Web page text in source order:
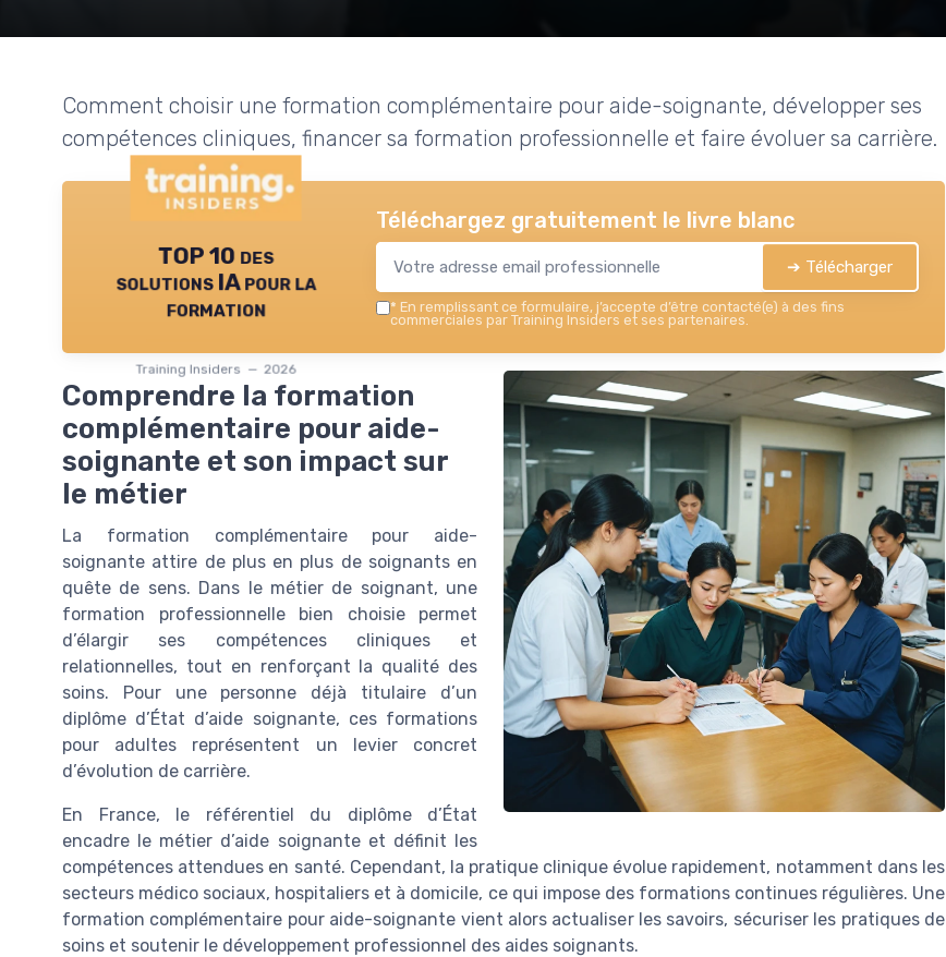
Comment choisir une formation complémentaire pour aide-soignante, développer ses
compétences cliniques, financer sa formation professionnelle et faire évoluer sa carrière.
TOP 10 des
solutions IA pour la
formation
Training Insiders — 2026
Téléchargez gratuitement le livre blanc
➔ Télécharger
* En remplissant ce formulaire, j’accepte d’être contacté(e) à des fins
commerciales par Training Insiders et ses partenaires.
Comprendre la formation
complémentaire pour aide-
soignante et son impact sur
le métier
La formation complémentaire pour aide-
soignante attire de plus en plus de soignants en
quête de sens. Dans le métier de soignant, une
formation professionnelle bien choisie permet
d’élargir ses compétences cliniques et
relationnelles, tout en renforçant la qualité des
soins. Pour une personne déjà titulaire d’un
diplôme d’État d’aide soignante, ces formations
pour adultes représentent un levier concret
d’évolution de carrière.
En France, le référentiel du diplôme d’État
encadre le métier d’aide soignante et définit les
compétences attendues en santé. Cependant, la pratique clinique évolue rapidement, notamment dans les
secteurs médico sociaux, hospitaliers et à domicile, ce qui impose des formations continues régulières. Une
formation complémentaire pour aide-soignante vient alors actualiser les savoirs, sécuriser les pratiques de
soins et soutenir le développement professionnel des aides soignants.